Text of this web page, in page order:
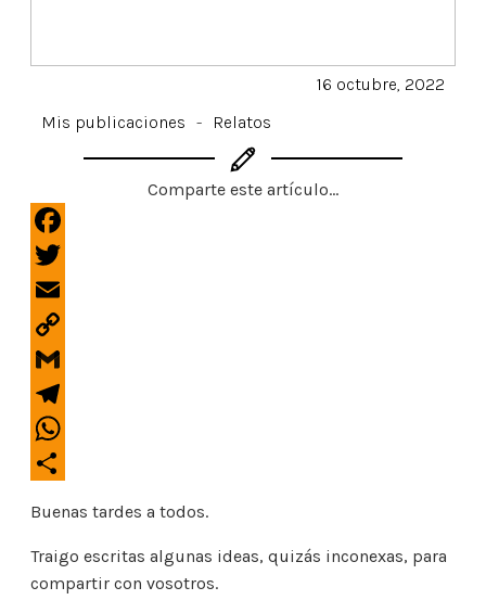
16 octubre, 2022
Mis publicaciones - Relatos
Comparte este artículo...
F
a
c
e
b
k
T
t
t
e
r
E
m
a
C
y
L
i
n
G
m
a
T
l
e
r
a
W
h
a
s
A
o
Buenas tardes a todos.
Traigo escritas algunas ideas, quizás inconexas, para
compartir con vosotros.